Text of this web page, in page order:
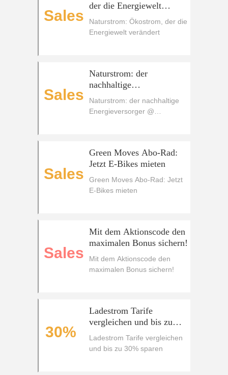
Sales
der die Energiewelt
verändert
Naturstrom: Ökostrom, der die
Energiewelt verändert
Sales
Naturstrom: der
nachhaltige
Energieversorger
Naturstrom: der nachhaltige
Energieversorger @
Sales
Green Moves Abo-Rad:
Jetzt E-Bikes mieten
Green Moves Abo-Rad: Jetzt
E-Bikes mieten
Sales
Mit dem Aktionscode den
maximalen Bonus sichern!
Mit dem Aktionscode den
maximalen Bonus sichern!
30%
Ladestrom Tarife
vergleichen und bis zu
30% sparen
Ladestrom Tarife vergleichen
und bis zu 30% sparen